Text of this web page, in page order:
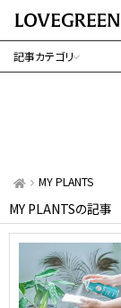
記事カテゴリ
MY PLANTS
MY PLANTSの記事